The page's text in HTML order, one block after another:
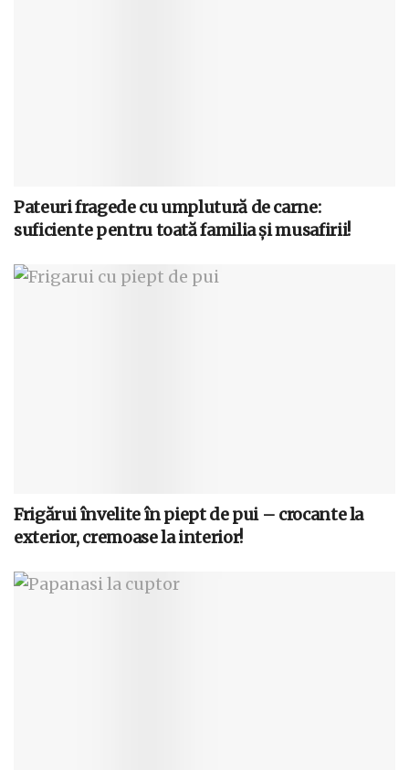
Pateuri fragede cu umplutură de carne:
suficiente pentru toată familia și musafirii!
Frigărui învelite în piept de pui – crocante la
exterior, cremoase la interior!